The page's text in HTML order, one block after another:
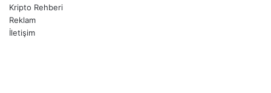
Kripto Rehberi
Reklam
İletişim